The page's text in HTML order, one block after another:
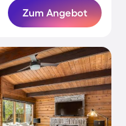
Zum Angebot